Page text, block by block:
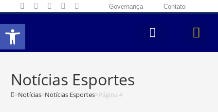
Abrir a barra de ferramentas
Governança Contato
Notícias Esportes
>Notícias>Notícias Esportes>Página 4